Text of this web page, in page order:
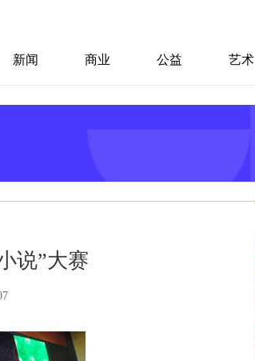
新闻 商业 公益 艺术
说”大赛